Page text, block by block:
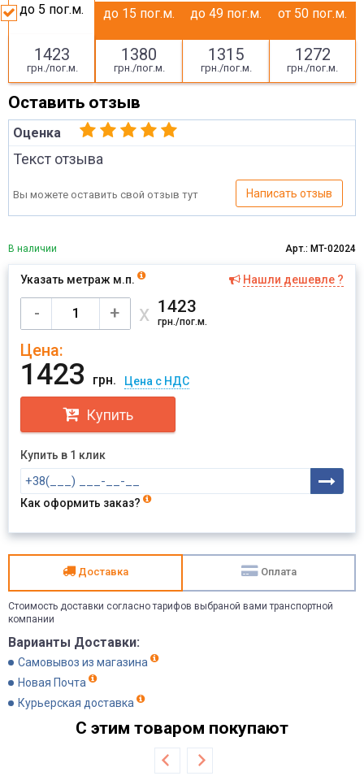
до 5 пог.м.
1423
грн./пог.м.
до 15 пог.м.
1380
грн./пог.м.
до 49 пог.м.
1315
грн./пог.м.
от 50 пог.м.
1272
грн./пог.м.
Оставить отзыв
Оценка
Текст отзыва
Вы можете оставить свой отзыв тут Написать отзыв
В наличии Арт.: MT-02024
Указать метраж м.п. Нашли дешевле ?
- + х 1423
грн./пог.м.
Цена:
1423 грн. Цена с НДС
Купить
Купить в 1 клик
Как оформить заказ?
Доставка Оплата
Стоимость доставки согласно тарифов выбраной вами транспортной
компании
Варианты Доставки:
Самовывоз из магазина
Новая Почта
Курьерская доставка
С этим товаром покупают